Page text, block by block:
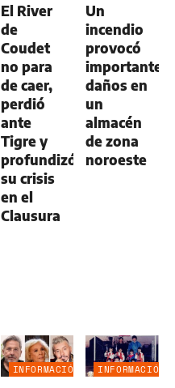
El River
de
Coudet
no para
de caer,
perdió
ante
Tigre y
profundizó
su crisis
en el
Clausura
Un
incendio
provocó
importantes
daños en
un
almacén
de zona
noroeste
INFORMACIÓN
INFORMACIÓN